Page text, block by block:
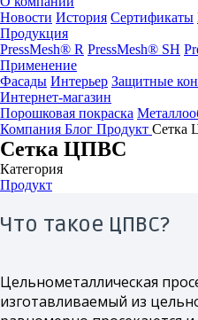
Новости История Сертификаты
Продукция
PressMesh® R PressMesh® SH
Применение
Фасады Интерьер Защитные
Интернет-магазин
Порошковая покраска
Компания Блог Продукт Сетка
Сетка ЦПВС
Категория
Продукт
Что такое ЦПВС?
Цельнометаллическая
изготавливаемый из